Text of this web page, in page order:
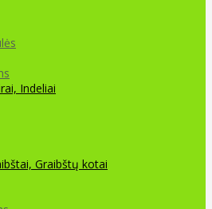
Indeliai
Graibštų kotai